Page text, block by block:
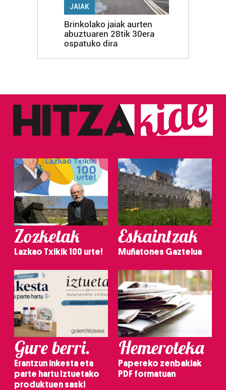
JAIAK
Brinkolako jaiak aurten
abuztuaren 28tik 30era
ospatuko dira
Zozketak
Lazkao Txikik 100 urte!
Eskaintzak
Muñatones Gaztelua
Gure berri.
Erantzun inkesta eta
parte hartu Iztuetako
produktuen saski
Hemeroteka
Papereko zenbakiak
PDF formatuan